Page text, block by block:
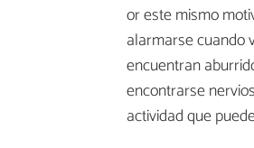
or este mismo
alarmarse cuando
encuentran
encontrarse
actividad que